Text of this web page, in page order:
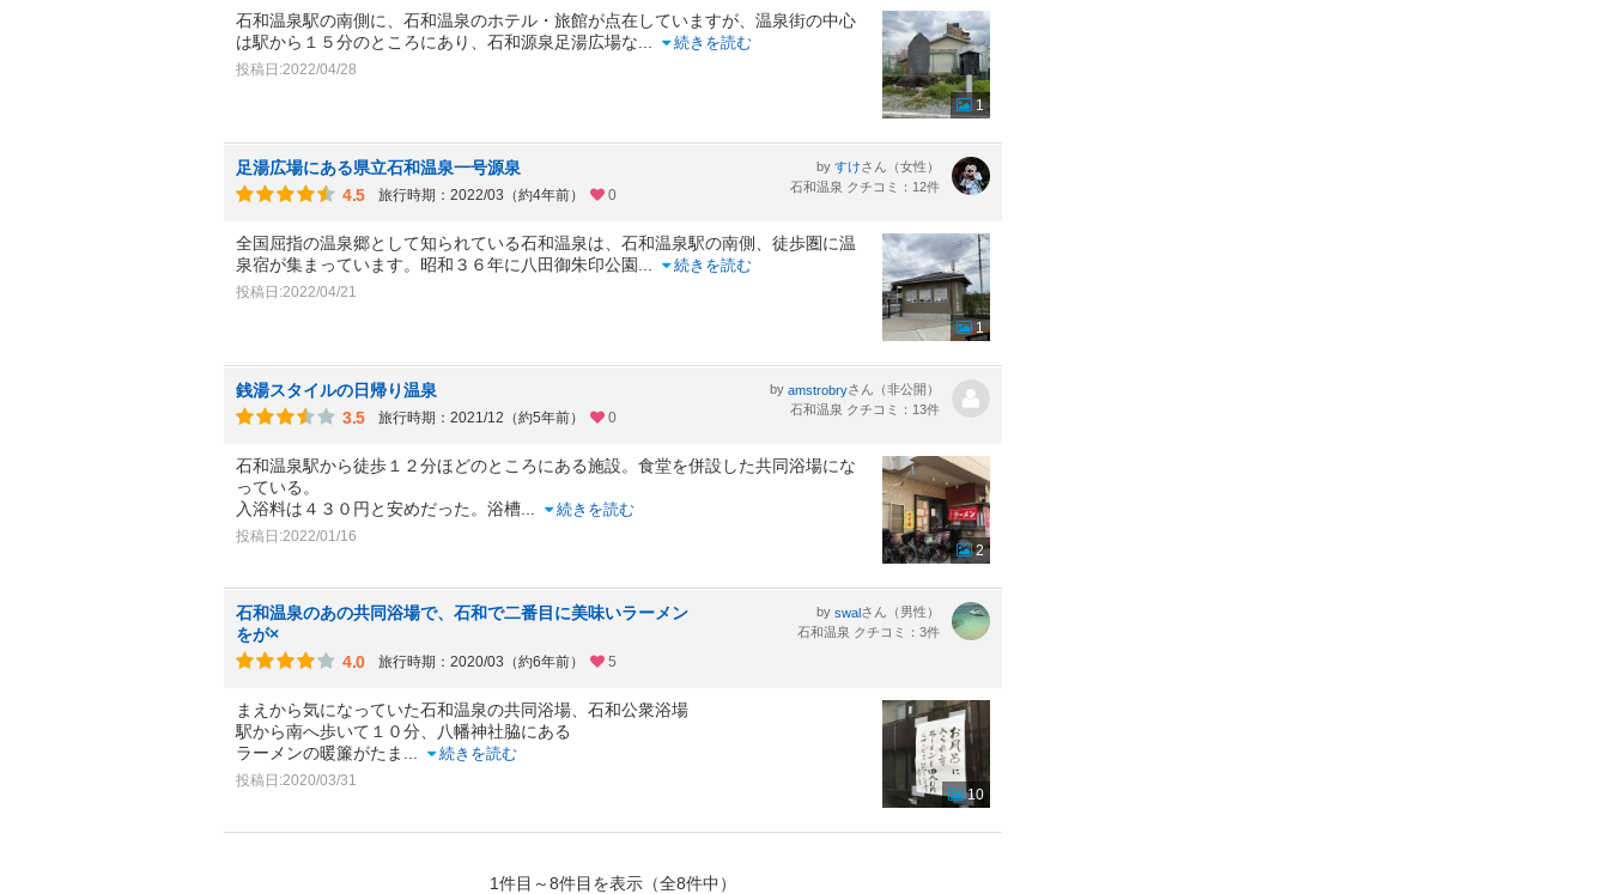
石和温泉駅の南側に、石和温泉のホテル・旅館が点在していますが、温泉街の中心
は駅から１５分のところにあり、石和源泉足湯広場な
続きを読む
投稿日:2022/04/28
1
足湯広場にある県立石和温泉一号源泉
4.5
旅行時期：2022/03（約4年前） 0
by すけさん（女性）
石和温泉 クチコミ：12件
全国屈指の温泉郷として知られている石和温泉は、石和温泉駅の南側、徒歩圏に温
泉宿が集まっています。昭和３６年に八田御朱印公園
続きを読む
投稿日:2022/04/21
1
銭湯スタイルの日帰り温泉
3.5
旅行時期：2021/12（約5年前） 0
by amstrobryさん（非公開）
石和温泉 クチコミ：13件
石和温泉駅から徒歩１２分ほどのところにある施設。食堂を併設した共同浴場にな
っている。
入浴料は４３０円と安めだった。浴槽
続きを読む
投稿日:2022/01/16
2
石和温泉のあの共同浴場で、石和で二番目に美味いラーメン
をが×
4.0
旅行時期：2020/03（約6年前） 5
by swalさん（男性）
石和温泉 クチコミ：3件
まえから気になっていた石和温泉の共同浴場、石和公衆浴場
駅から南へ歩いて１０分、八幡神社脇にある
ラーメンの暖簾がたま
続きを読む
投稿日:2020/03/31
10
1件目～8件目を表示（全8件中）